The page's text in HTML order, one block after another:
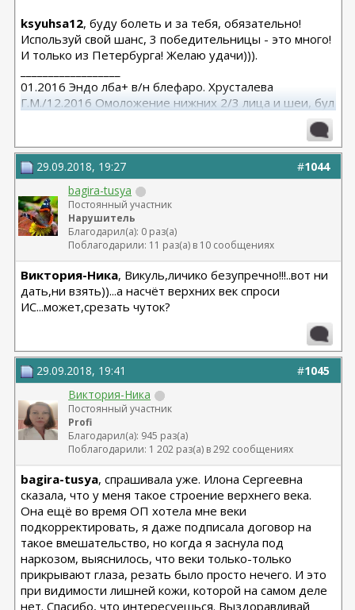
ksyuhsa12, буду болеть и за тебя, обязательно!
Используй свой шанс, 3 победительницы - это много!
И только из Петербурга! Желаю удачи))).
01.2016 Эндо лба+ в/н блефаро. Хрусталева
Г.М./12.2016 Омоложение нижних 2/3 лица и шеи, бул
#1044
29.09.2018, 19:27
bagira-tusya
Постоянный участник
Нарушитель
Благодарил(а): 0 раз(а)
Поблагодарили: 11 раз(а) в 10 сообщениях
Виктория-Ника, Викуль,личико безупречно!!!..вот ни
дать,ни взять))...а насчёт верхних век спроси
ИС...может,срезать чуток?
#1045
29.09.2018, 19:41
Виктория-Ника
Постоянный участник
Profi
Благодарил(а): 945 раз(а)
Поблагодарили: 1 202 раз(а) в 292 сообщениях
bagira-tusya, спрашивала уже. Илона Сергеевна
сказала, что у меня такое строение верхнего века.
Она ещё во время ОП хотела мне веки
подкорректировать, я даже подписала договор на
такое вмешательство, но когда я заснула под
наркозом, выяснилось, что веки только-только
прикрывают глаза, резать было просто нечего. И это
при видимости лишней кожи, которой на самом деле
нет. Спасибо, что интересуешься. Выздоравливай